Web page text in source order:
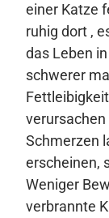
einer Katze
ruhig dort ,
das Leben
schwerer
Schmerzen
erscheinen,
Weniger
verbrannte